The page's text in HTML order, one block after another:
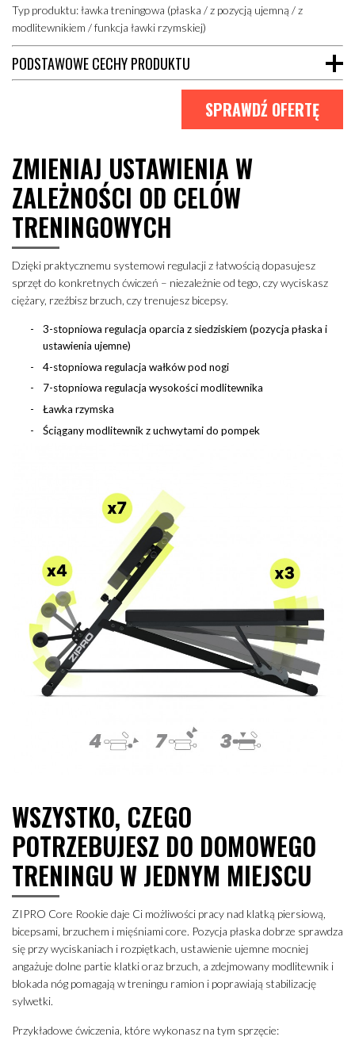
Typ produktu: ławka treningowa (płaska / z pozycją ujemną / z
modlitewnikiem / funkcja ławki rzymskiej)
PODSTAWOWE CECHY PRODUKTU
SPRAWDŹ OFERTĘ
ZMIENIAJ USTAWIENIA W
ZALEŻNOŚCI OD CELÓW
TRENINGOWYCH
Dzięki praktycznemu systemowi regulacji z łatwością dopasujesz
sprzęt do konkretnych ćwiczeń – niezależnie od tego, czy wyciskasz
ciężary, rzeźbisz brzuch, czy trenujesz bicepsy.
3-stopniowa regulacja oparcia z siedziskiem (pozycja płaska i
ustawienia ujemne)
4-stopniowa regulacja wałków pod nogi
7-stopniowa regulacja wysokości modlitewnika
Ławka rzymska
Ściągany modlitewnik z uchwytami do pompek
WSZYSTKO, CZEGO
POTRZEBUJESZ DO DOMOWEGO
TRENINGU W JEDNYM MIEJSCU
ZIPRO Core Rookie daje Ci możliwości pracy nad klatką piersiową,
bicepsami, brzuchem i mięśniami core. Pozycja płaska dobrze sprawdza
się przy wyciskaniach i rozpiętkach, ustawienie ujemne mocniej
angażuje dolne partie klatki oraz brzuch, a zdejmowany modlitewnik i
blokada nóg pomagają w treningu ramion i poprawiają stabilizację
sylwetki.
Przykładowe ćwiczenia, które wykonasz na tym sprzęcie: